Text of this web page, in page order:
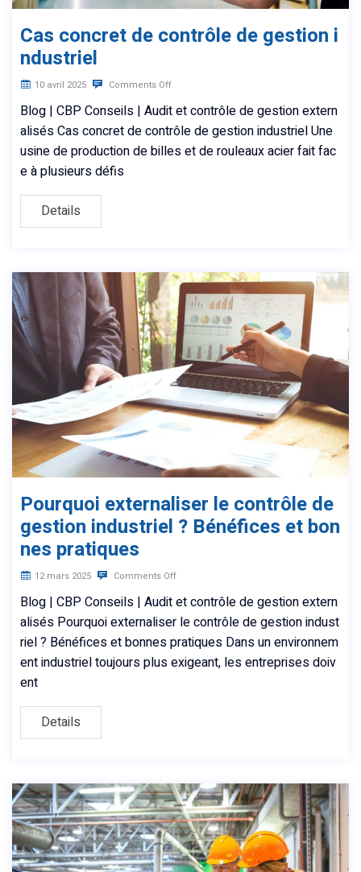
Cas concret de contrôle de gestion i
ndustriel
10 avril 2025 Comments Off
Blog | CBP Conseils | Audit et contrôle de gestion extern
alisés Cas concret de contrôle de gestion industriel Une
usine de production de billes et de rouleaux acier fait fac
e à plusieurs défis
Details
Pourquoi externaliser le contrôle de
gestion industriel ? Bénéfices et bon
nes pratiques
12 mars 2025 Comments Off
Blog | CBP Conseils | Audit et contrôle de gestion extern
alisés Pourquoi externaliser le contrôle de gestion indust
riel ? Bénéfices et bonnes pratiques Dans un environnem
ent industriel toujours plus exigeant, les entreprises doiv
ent
Details